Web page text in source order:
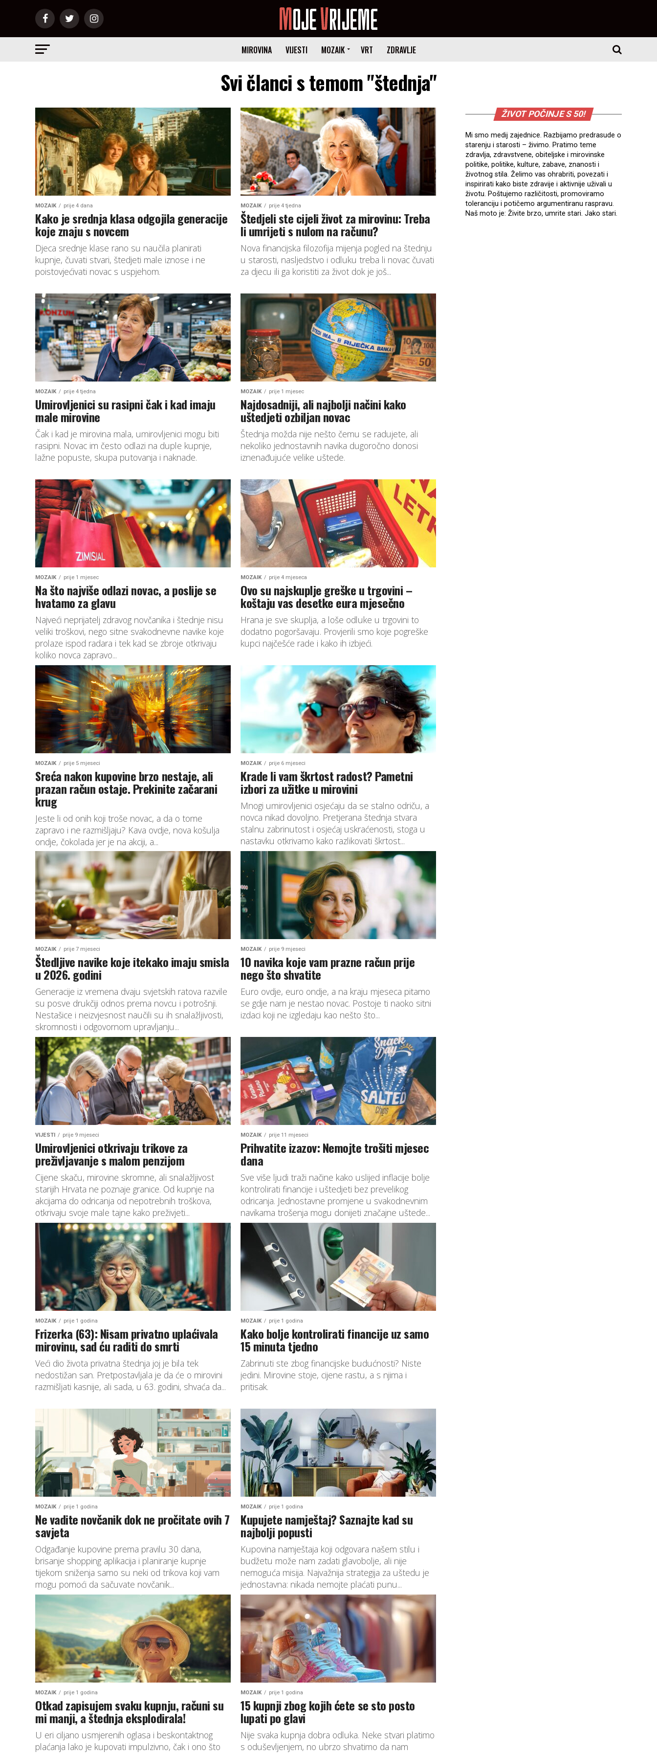
MIROVINA VIJESTI MOZAIK VRT ZDRAVLJE
Svi članci s temom "štednja"
MOZAIK prije 4 dana
Kako je srednja klasa odgojila generacije
koje znaju s novcem
Djeca srednje klase rano su naučila planirati
kupnje, čuvati stvari, štedjeti male iznose i ne
poistovjećivati novac s uspjehom.
MOZAIK prije 4 tjedna
Štedjeli ste cijeli život za mirovinu: Treba
li umrijeti s nulom na računu?
Nova financijska filozofija mijenja pogled na štednju
u starosti, nasljedstvo i odluku treba li novac čuvati
za djecu ili ga koristiti za život dok je još...
MOZAIK prije 4 tjedna
Umirovljenici su rasipni čak i kad imaju
male mirovine
Čak i kad je mirovina mala, umirovljenici mogu biti
rasipni. Novac im često odlazi na duple kupnje,
lažne popuste, skupa putovanja i naknade.
MOZAIK prije 1 mjesec
Najdosadniji, ali najbolji načini kako
uštedjeti ozbiljan novac
Štednja možda nije nešto čemu se radujete, ali
nekoliko jednostavnih navika dugoročno donosi
iznenađujuće velike uštede.
MOZAIK prije 1 mjesec
Na što najviše odlazi novac, a poslije se
hvatamo za glavu
Najveći neprijatelj zdravog novčanika i štednje nisu
veliki troškovi, nego sitne svakodnevne navike koje
prolaze ispod radara i tek kad se zbroje otkrivaju
koliko novca zapravo...
MOZAIK prije 4 mjeseca
Ovo su najskuplje greške u trgovini –
koštaju vas desetke eura mjesečno
Hrana je sve skuplja, a loše odluke u trgovini to
dodatno pogoršavaju. Provjerili smo koje pogreške
kupci najčešće rade i kako ih izbjeći.
MOZAIK prije 5 mjeseci
Sreća nakon kupovine brzo nestaje, ali
prazan račun ostaje. Prekinite začarani
krug
Jeste li od onih koji troše novac, a da o tome
zapravo i ne razmišljaju? Kava ovdje, nova košulja
ondje, čokolada jer je na akciji, a...
MOZAIK prije 6 mjeseci
Krade li vam škrtost radost? Pametni
izbori za užitke u mirovini
Mnogi umirovljenici osjećaju da se stalno odriču, a
novca nikad dovoljno. Pretjerana štednja stvara
stalnu zabrinutost i osjećaj uskraćenosti, stoga u
nastavku otkrivamo kako razlikovati škrtost...
MOZAIK prije 7 mjeseci
Štedljive navike koje itekako imaju smisla
u 2026. godini
Generacije iz vremena dvaju svjetskih ratova razvile
su posve drukčiji odnos prema novcu i potrošnji.
Nestašice i neizvjesnost naučili su ih snalažljivosti,
skromnosti i odgovornom upravljanju...
MOZAIK prije 9 mjeseci
10 navika koje vam prazne račun prije
nego što shvatite
Euro ovdje, euro ondje, a na kraju mjeseca pitamo
se gdje nam je nestao novac. Postoje ti naoko sitni
izdaci koji ne izgledaju kao nešto što...
VIJESTI prije 9 mjeseci
Umirovljenici otkrivaju trikove za
preživljavanje s malom penzijom
Cijene skaču, mirovine skromne, ali snalažljivost
starijih Hrvata ne poznaje granice. Od kupnje na
akcijama do odricanja od nepotrebnih troškova,
otkrivaju svoje male tajne kako preživjeti...
MOZAIK prije 11 mjeseci
Prihvatite izazov: Nemojte trošiti mjesec
dana
Sve više ljudi traži načine kako uslijed inflacije bolje
kontrolirati financije i uštedjeti bez prevelikog
odricanja. Jednostavne promjene u svakodnevnim
navikama trošenja mogu donijeti značajne uštede...
MOZAIK prije 1 godina
Frizerka (63): Nisam privatno uplaćivala
mirovinu, sad ću raditi do smrti
Veći dio života privatna štednja joj je bila tek
nedostižan san. Pretpostavljala je da će o mirovini
razmišljati kasnije, ali sada, u 63. godini, shvaća da...
MOZAIK prije 1 godina
Kako bolje kontrolirati financije uz samo
15 minuta tjedno
Zabrinuti ste zbog financijske budućnosti? Niste
jedini. Mirovine stoje, cijene rastu, a s njima i
pritisak.
MOZAIK prije 1 godina
Ne vadite novčanik dok ne pročitate ovih 7
savjeta
Odgađanje kupovine prema pravilu 30 dana,
brisanje shopping aplikacija i planiranje kupnje
tijekom sniženja samo su neki od trikova koji vam
mogu pomoći da sačuvate novčanik...
MOZAIK prije 1 godina
Kupujete namještaj? Saznajte kad su
najbolji popusti
Kupovina namještaja koji odgovara našem stilu i
budžetu može nam zadati glavobolje, ali nije
nemoguća misija. Najvažnija strategija za uštedu je
jednostavna: nikada nemojte plaćati punu...
MOZAIK prije 1 godina
Otkad zapisujem svaku kupnju, računi su
mi manji, a štednja eksplodirala!
U eri ciljano usmjerenih oglasa i beskontaktnog
plaćanja lako je kupovati impulzivno, čak i ono što
MOZAIK prije 1 godina
15 kupnji zbog kojih ćete se sto posto
lupati po glavi
Nije svaka kupnja dobra odluka. Neke stvari platimo
s oduševljenjem, no ubrzo shvatimo da nam
ŽIVOT POČINJE S 50!
Mi smo medij zajednice. Razbijamo predrasude o
starenju i starosti – živimo. Pratimo teme
zdravlja, zdravstvene, obiteljske i mirovinske
politike, politike, kulture, zabave, znanosti i
životnog stila. Želimo vas ohrabriti, povezati i
inspirirati kako biste zdravije i aktivnije uživali u
životu. Poštujemo različitosti, promoviramo
toleranciju i potičemo argumentiranu raspravu.
Naš moto je: Živite brzo, umrite stari. Jako stari.